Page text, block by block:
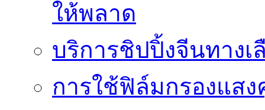
ให้พลาด
บริการชิปปิ้งจีนทาง
การใช้ฟิล์มกรองแส